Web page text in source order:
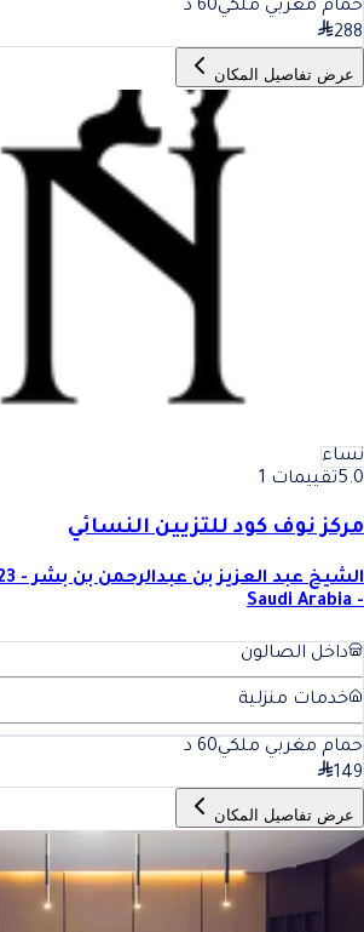
حمام مغربي ملكي60 د
288
عرض تفاصيل المكان
نساء
5.0تقييمات 1
مركز نوف كود للتزيين النسائي
- Saudi Arabia
داخل الصالون
خدمات منزلية
حمام مغربي ملكي60 د
149
عرض تفاصيل المكان